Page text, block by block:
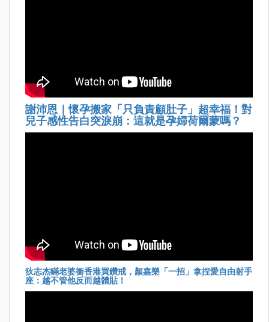
謝沛恩｜懷孕搬家「只負責顧肚子」超幸福！對
兒子感性告白突淚崩：這就是孕婦荷爾蒙嗎？
狄志杰瞞老婆衝香港買鑽戒，顏嘉樂「一招」拿捏愛自由射手
座：越不管他反而越體貼！